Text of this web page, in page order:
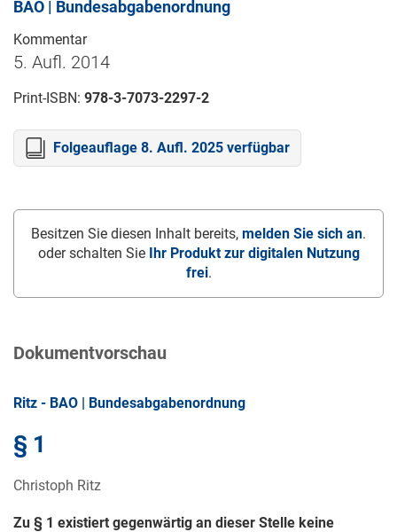
BAO | Bundesabgabenordnung
Kommentar
5. Aufl. 2014
Print-ISBN: 978-3-7073-2297-2
Folgeauflage 8. Aufl. 2025 verfügbar
Besitzen Sie diesen Inhalt bereits, melden Sie sich an.
oder schalten Sie Ihr Produkt zur digitalen Nutzung
frei.
Dokumentvorschau
Ritz - BAO | Bundesabgabenordnung
§ 1
Christoph Ritz
Zu § 1 existiert gegenwärtig an dieser Stelle keine